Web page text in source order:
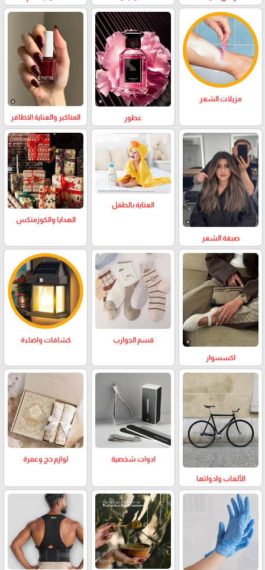
مزيلات الشعر
عطور المناكير والعناية الاظافر
صبغة الشعر
العناية بالطفل
الهدايا والكوزمتكس
اكسسوار
قسم الجوارب كشافات واضاءة
الألعاب وادواتها
ادوات شخصية لوازم حج وعمرة